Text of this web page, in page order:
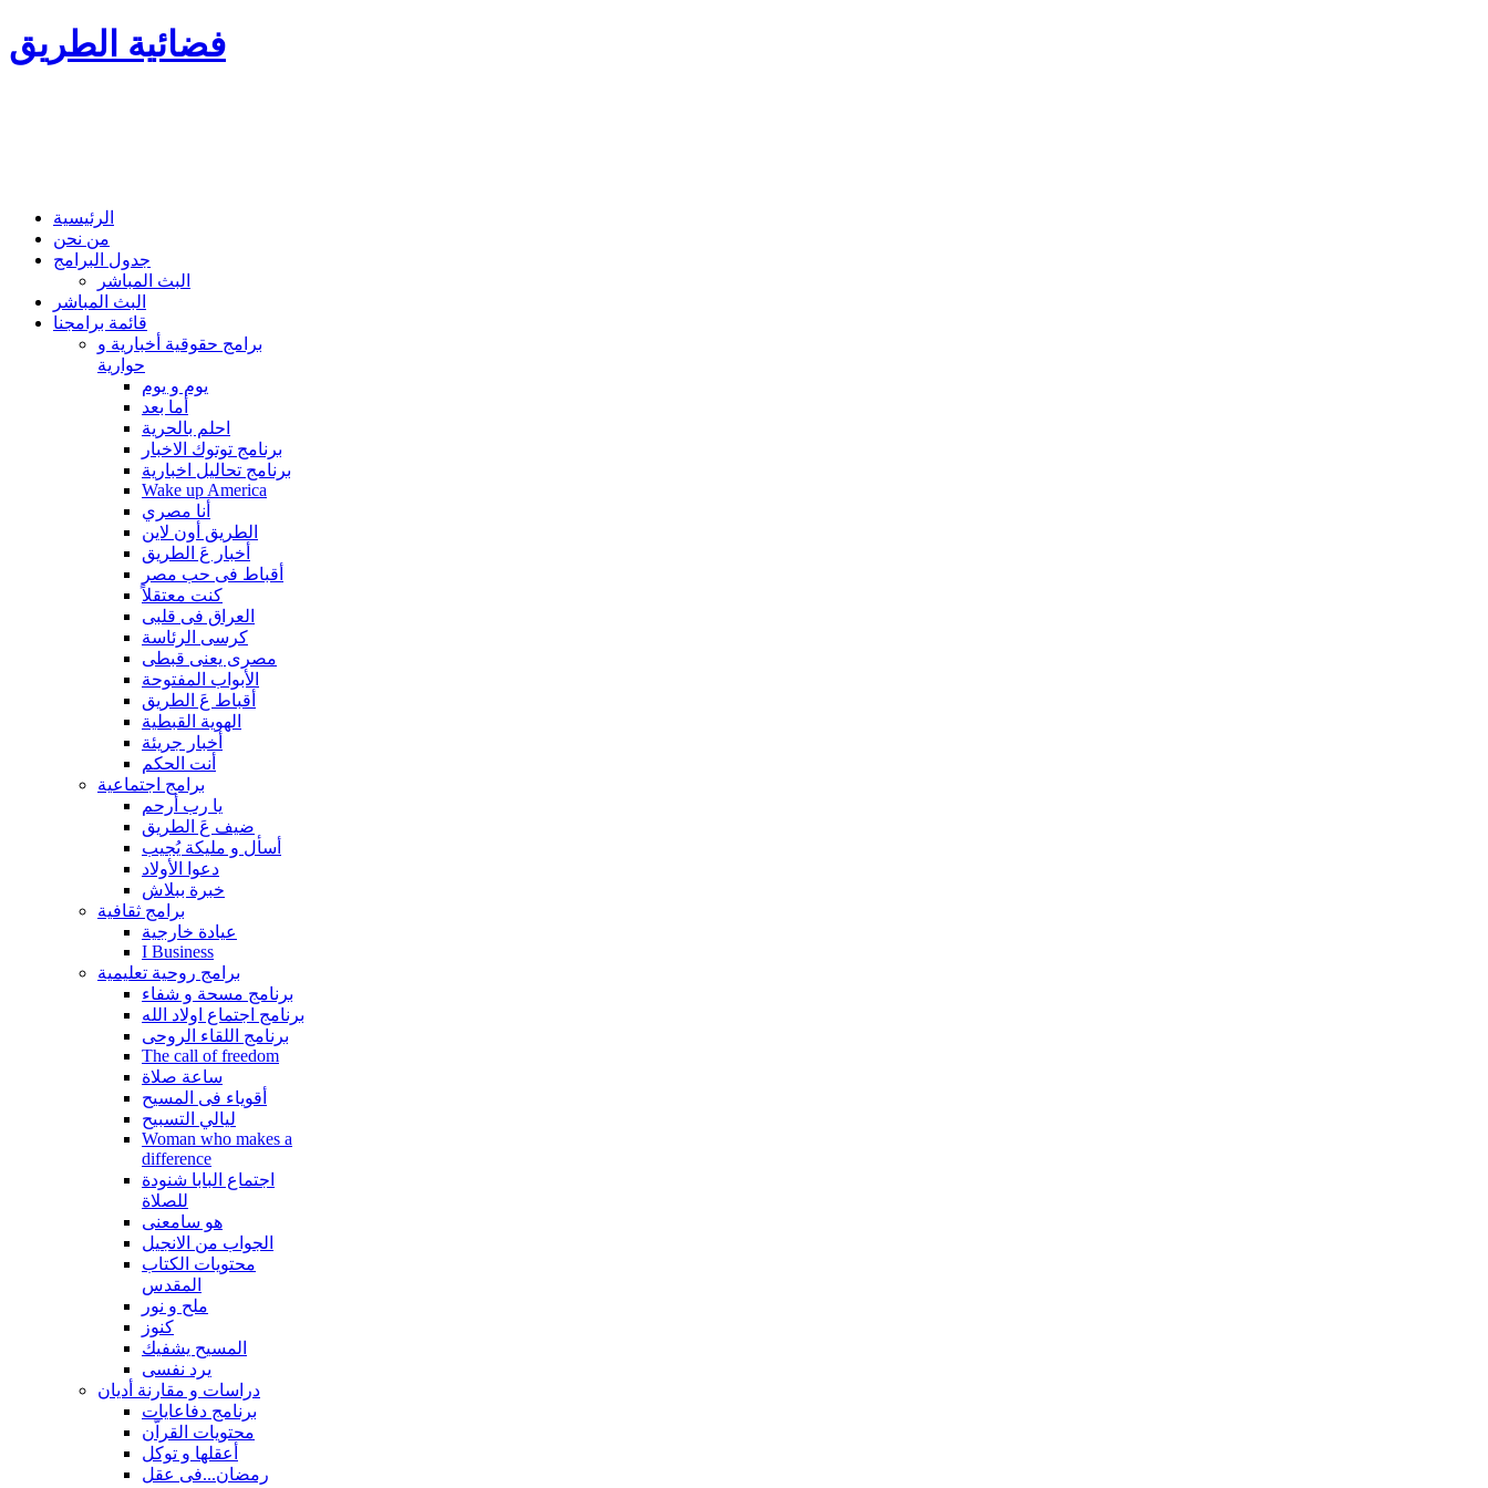
فضائية الطريق
الرئيسية
من نحن
جدول البرامج
البث المباشر
البث المباشر
قائمة برامجنا
برامج حقوقية أخبارية و
حوارية
يوم و يوم
أما بعد
احلم بالحرية
برنامج توتوك الاخبار
برنامج تحاليل اخبارية
Wake up America
أنا مصري
الطريق أون لاين
أخبار عَ الطريق
أقباط فى حب مصر
كنت معتقلاً
العراق فى قلبى
كرسى الرئاسة
مصرى يعنى قبطى
الأبواب المفتوحة
أقباط عَ الطريق
الهوية القبطية
أخبار جريئة
أنت الحكم
برامج اجتماعية
يا رب أرحم
ضيف عَ الطريق
أسأل و مليكة يُجيب
دعوا الأولاد
خبرة ببلاش
برامج ثقافية
عيادة خارجية
I Business
برامج روحية تعليمية
برنامج مسحة و شفاء
برنامج اجتماع اولاد الله
برنامج اللقاء الروحى
The call of freedom
ساعة صلاة
أقوياء فى المسيح
ليالي التسبيح
Woman who makes a
difference
اجتماع البابا شنودة
للصلاة
هو سامعنى
الجواب من الانجيل
محتويات الكتاب
المقدس
ملح و نور
كنوز
المسيح يشفيك
يرد نفسى
دراسات و مقارنة أديان
برنامج دفاعايات
محتويات القراّن
أعقلها و توكل
رمضان...فى عقل